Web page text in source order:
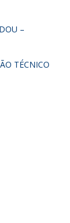
–
TÉCNICO